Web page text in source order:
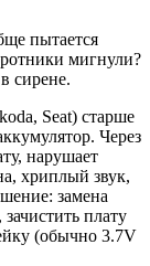
пытается
мигнули?
сирене.
Seat) старше
Через
нарушает
хриплый звук,
замена
плату
(обычно 3.7V